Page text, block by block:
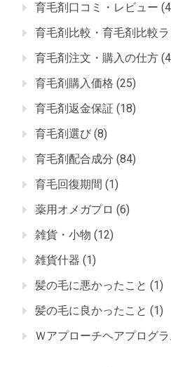
育毛剤口コミ・レビュー
育毛剤比較・育毛剤比較
育毛剤注文・購入の仕方
育毛剤購入価格 (25)
育毛剤返金保証 (18)
育毛剤選び (8)
育毛剤配合成分 (84)
育毛回復期間 (1)
薬用オメガプロ (6)
雑貨・小物 (12)
雑貨什器 (1)
髪の毛に悪かったこと (1)
髪の毛に良かったこと (1)
Ｗアプローチヘアプログ